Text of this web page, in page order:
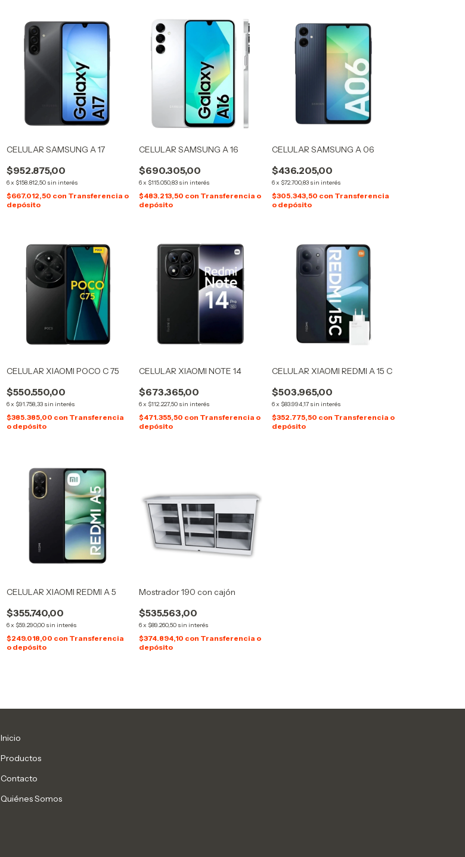
CELULAR SAMSUNG A 17
$952.875,00
6x $158.812,50 sin interés
$667.012,50 con Transferencia o
depósito
CELULAR SAMSUNG A 16
$690.305,00
6x $115.050,83 sin interés
$483.213,50 con Transferencia o
depósito
CELULAR SAMSUNG A 06
$436.205,00
6x $72.700,83 sin interés
$305.343,50 con Transferencia
o depósito
CELULAR XIAOMI POCO C 75
$550.550,00
6x $91.758,33 sin interés
$385.385,00 con Transferencia
o depósito
CELULAR XIAOMI NOTE 14
$673.365,00
6x $112.227,50 sin interés
$471.355,50 con Transferencia o
depósito
CELULAR XIAOMI REDMI A 15 C
$503.965,00
6x $83.994,17 sin interés
$352.775,50 con Transferencia o
depósito
CELULAR XIAOMI REDMI A 5
$355.740,00
6x $59.290,00 sin interés
$249.018,00 con Transferencia
o depósito
Mostrador 190 con cajón
$535.563,00
6x $89.260,50 sin interés
$374.894,10 con Transferencia o
depósito
Inicio
Productos
Contacto
Quiénes Somos